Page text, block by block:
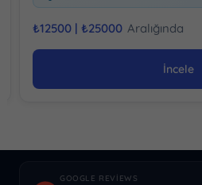
₺12500 | ₺25000 Aralığında
İncele
GOOGLE REVIEWS